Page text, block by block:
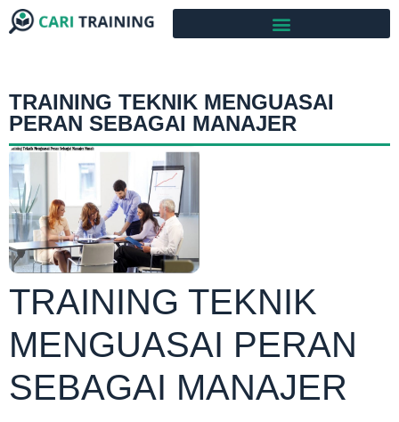
TRAINING TEKNIK MENGUASAI
PERAN SEBAGAI MANAJER
TRAINING TEKNIK
MENGUASAI PERAN
SEBAGAI MANAJER